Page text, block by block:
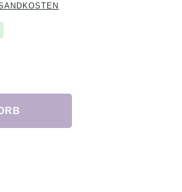
gewünschten Wert ein